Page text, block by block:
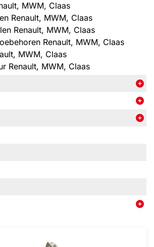
MWM, Claas
Renault, MWM, Claas
Renault, MWM, Claas
Renault, MWM, Claas
MWM, Claas
Renault, MWM, Claas